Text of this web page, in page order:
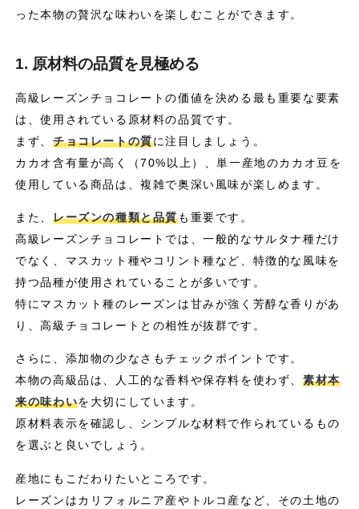
った本物の贅沢な味わいを楽しむことができます。
1. 原材料の品質を見極める
高級レーズンチョコレートの価値を決める最も重要な要素
は、使用されている原材料の品質です。
まず、 チョコレートの質に注目しましょう。
カカオ含有量が高く（70%以上）、単一産地のカカオ豆を
使用している商品は、複雑で奥深い風味が楽しめます。
また、 レーズンの種類と品質も重要です。
高級レーズンチョコレートでは、一般的なサルタナ種だけ
でなく、マスカット種やコリント種など、特徴的な風味を
持つ品種が使用されていることが多いです。
特にマスカット種のレーズンは甘みが強く芳醇な香りがあ
り、高級チョコレートとの相性が抜群です。
さらに、添加物の少なさもチェックポイントです。
本物の高級品は、人工的な香料や保存料を使わず、 素材本
来の味わいを大切にしています。
原材料表示を確認し、シンプルな材料で作られているもの
を選ぶと良いでしょう。
産地にもこだわりたいところです。
レーズンはカリフォルニア産やトルコ産など、その土地の